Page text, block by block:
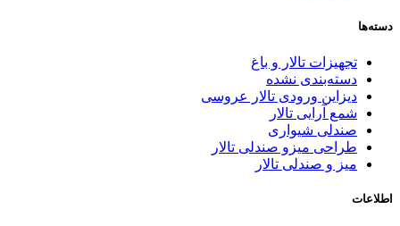
دسته‌ها
تجهیزات تالار و باغ
دسته‌بندی نشده
دیزاین ورودی تالار عروسی
شمع آرایی تالار
صندلی شیواری
طراحی میزو صندلی تالار
میز و صندلی تالار
اطلاعات